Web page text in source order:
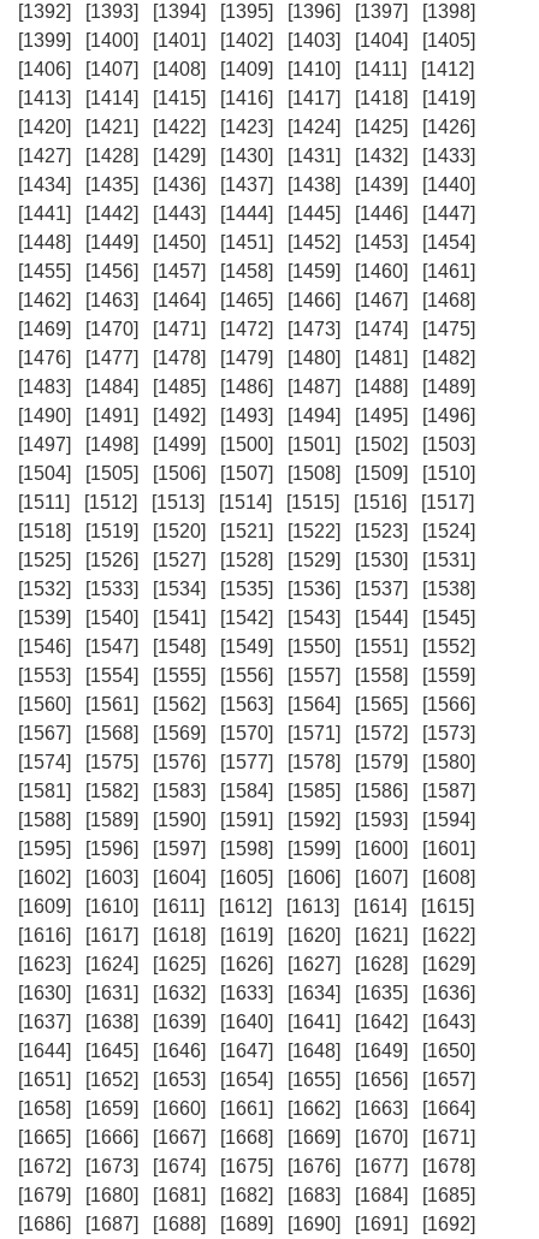
[1392]
[1393] [1394] [1395] [1396] [1397]
[1398]
[1399]
[1400] [1401] [1402] [1403] [1404]
[1405]
[1406]
[1407] [1408] [1409] [1410] [1411]
[1412]
[1413]
[1414] [1415] [1416] [1417] [1418]
[1419]
[1420]
[1421] [1422] [1423] [1424] [1425]
[1426]
[1427]
[1428] [1429] [1430] [1431] [1432]
[1433]
[1434]
[1435] [1436] [1437] [1438] [1439]
[1440]
[1441]
[1442] [1443] [1444] [1445] [1446]
[1447]
[1448]
[1449] [1450] [1451] [1452] [1453]
[1454]
[1455]
[1456] [1457] [1458] [1459] [1460]
[1461]
[1462]
[1463] [1464] [1465] [1466] [1467]
[1468]
[1469]
[1470] [1471] [1472] [1473] [1474]
[1475]
[1476]
[1477] [1478] [1479] [1480] [1481]
[1482]
[1483]
[1484] [1485] [1486] [1487] [1488]
[1489]
[1490]
[1491] [1492] [1493] [1494] [1495]
[1496]
[1497]
[1498] [1499] [1500] [1501] [1502]
[1503]
[1504]
[1505] [1506] [1507] [1508] [1509]
[1510]
[1511]
[1512] [1513] [1514] [1515] [1516]
[1517]
[1518]
[1519] [1520] [1521] [1522] [1523]
[1524]
[1525]
[1526] [1527] [1528] [1529] [1530]
[1531]
[1532]
[1533] [1534] [1535] [1536] [1537]
[1538]
[1539]
[1540] [1541] [1542] [1543] [1544]
[1545]
[1546]
[1547] [1548] [1549] [1550] [1551]
[1552]
[1553]
[1554] [1555] [1556] [1557] [1558]
[1559]
[1560]
[1561] [1562] [1563] [1564] [1565]
[1566]
[1567]
[1568] [1569] [1570] [1571] [1572]
[1573]
[1574]
[1575] [1576] [1577] [1578] [1579]
[1580]
[1581]
[1582] [1583] [1584] [1585] [1586]
[1587]
[1588]
[1589] [1590] [1591] [1592] [1593]
[1594]
[1595]
[1596] [1597] [1598] [1599] [1600]
[1601]
[1602]
[1603] [1604] [1605] [1606] [1607]
[1608]
[1609]
[1610] [1611] [1612] [1613] [1614]
[1615]
[1616]
[1617] [1618] [1619] [1620] [1621]
[1622]
[1623]
[1624] [1625] [1626] [1627] [1628]
[1629]
[1630]
[1631] [1632] [1633] [1634] [1635]
[1636]
[1637]
[1638] [1639] [1640] [1641] [1642]
[1643]
[1644]
[1645] [1646] [1647] [1648] [1649]
[1650]
[1651]
[1652] [1653] [1654] [1655] [1656]
[1657]
[1658]
[1659] [1660] [1661] [1662] [1663]
[1664]
[1665]
[1666] [1667] [1668] [1669] [1670]
[1671]
[1672]
[1673] [1674] [1675] [1676] [1677]
[1678]
[1679]
[1680] [1681] [1682] [1683] [1684]
[1685]
[1686]
[1687] [1688] [1689] [1690] [1691]
[1692]